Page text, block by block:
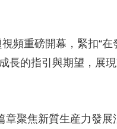
海洋 時尚 天氣
重磅開幕，緊扣“在
長的指引與期望，展
聚焦新質生産力發展